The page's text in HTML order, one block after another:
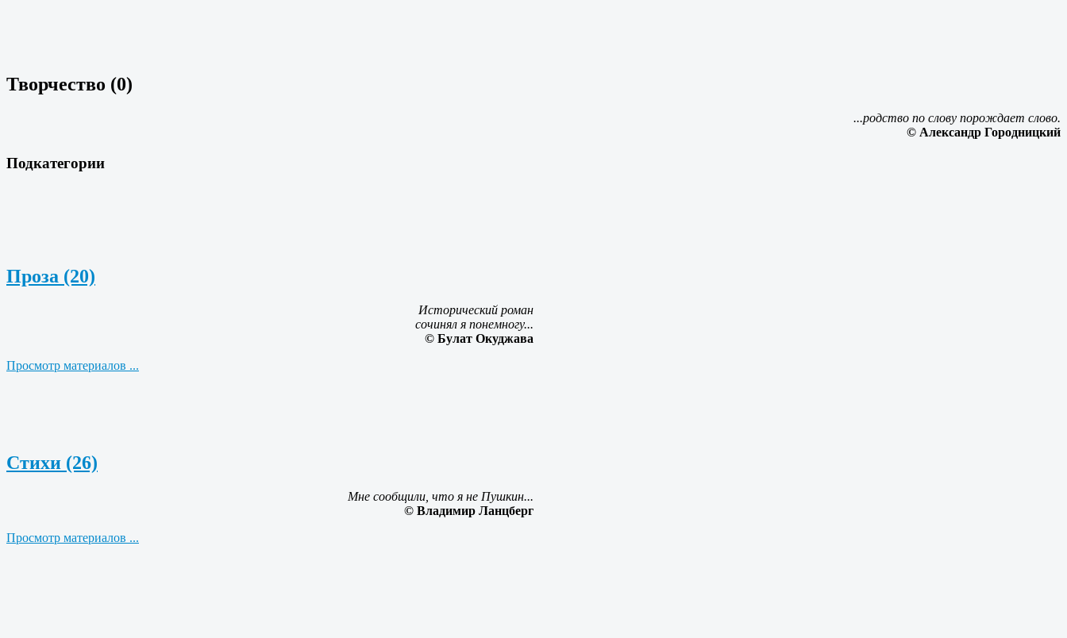
Творчество (0)
...родство по слову порождает слово.
© Александр Городницкий
Подкатегории
Проза (20)
Исторический роман
сочинял я понемногу...
© Булат Окуджава
Просмотр материалов ...
Стихи (26)
Мне сообщили, что я не Пушкин...
© Владимир Ланцберг
Просмотр материалов ...